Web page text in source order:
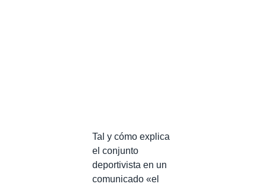
Tal y cómo explica
el conjunto
deportivista en un
comunicado «el